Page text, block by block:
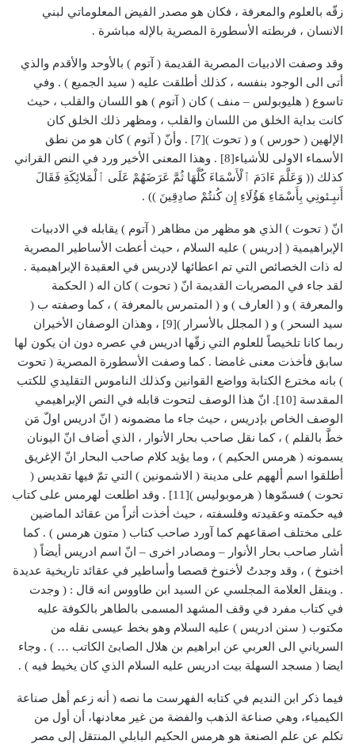
زقّه بالعلوم والمعرفة ، فكان هو مصدر الفيض المعلوماتي لبني
الانسان ، فربطته الأسطورة المصرية بالإله مباشرة .
وقد وصفت الادبيات المصرية القديمة ( آتوم ) بالأوحد والأقدم والذي
أتى الى الوجود بنفسه ، كذلك أطلقت عليه ( سيد الجميع ) . وفي
تاسوع ( هليوبولس – منف ) كان ( آتوم ) هو اللسان والقلب ، حيث
كانت بداية الخلق من اللسان والقلب ، ومظهر ذلك الخلق كان
الإلهين ( حورس ) و ( تحوت )[7] . وأنّ ( آتوم ) كان هو من نطق
الأسماء الاولى للأشياء[8] . وهذا المعنى الأخير ورد في النص القراني
كذلك (( وَعَلَّمَ ءَادَمَ ٱلْأَسْمَاءَ كُلَّهَا ثُمَّ عَرَضَهُمْ عَلَى ٱلْمَلائِكَةِ فَقَالَ
أَنبِـئونِي بِأَسْمَاءِ هَؤُلَاءِ إِن كُنتُمْ صادِقِينَ )) .
انّ ( تحوت ) الذي هو مظهر من مظاهر ( آتوم ) يقابله في الادبيات
الإبراهيمية ( إدريس ) عليه السلام ، حيث أعطت الأساطير المصرية
له ذات الخصائص التي تم اعطائها لإدريس في العقيدة الإبراهيمية .
لقد جاء في المصريات القديمة انّ ( تحوت ) كان اله ( الحكمة
والمعرفة ) و ( العارف ) و ( المتمرس بالمعرفة ) ، كما وصفته ب (
سيد السحر ) و ( المجلل بالأسرار )[9] ، وهذان الوصفان الأخيران
ربما كانا تلخيصاً للعلوم التي زقّها ادريس في عصره دون ان يكون لها
سابق فأخذت معنى غامضا . كما وصفت الأسطورة المصرية ( تحوت
) بانه مخترع الكتابة وواضع القوانين وكذلك الناموس التقليدي للكتب
المقدسة [10]. انّ هذا الوصف لتحوت قابله في النص الإبراهيمي
الوصف الخاص بإدريس ، حيث جاء ما مضمونه ( انّ ادريس اولّ مَن
خطَّ بالقلم ) ، كما نقل صاحب بحار الأنوار ، الذي أضاف انّ اليونان
يسمونه ( هرمس الحكيم ) ، وما يؤيد كلام صاحب البحار انّ الإغريق
أطلقوا اسم ألههم على مدينة ( الاشمونين ) التي تمّ فيها تقديس (
تحوت ) فسمّوها ( هرموبوليس )[11] . وقد اطلعت لهرمس على كتاب
فيه حكمته وعقيدته وفلسفته ، حيث أخذت أثراً من عقائد الماضين
على مختلف اصقاعهم كما آورد صاحب كتاب ( متون هرمس ) . كما
أشار صاحب بحار الأنوار – ومصادر اخرى – انّ اسم ادريس أيضاً (
اخنوخ ) ، وقد وجدتُ لأخنوخ قصصا وأساطير في عقائد تاريخية عديدة
. وينقل العلامة المجلسي عن السيد ابن طاووس انه قال : ( وجدت
في كتاب مفرد في وقف المشهد المسمى بالطاهر بالكوفة عليه
مكتوب ( سنن ادريس ) عليه السلام وهو بخط عيسى نقله من
السرياني الى العربي عن ابراهيم بن هلال الصابئ الكاتب … ) . وجاء
ايضا ( مسجد السهلة بيت ادريس عليه السلام الذي كان يخيط فيه ) .
فيما ذكر ابن النديم في كتابه الفهرست ما نصه ( أنه زعم أهل صناعة
الكيمياء، وهي صناعة الذهب والفضة من غير معادنها، أن أول من
تكلم عن علم الصنعة هو هرمس الحكيم البابلي المنتقل إلى مصر